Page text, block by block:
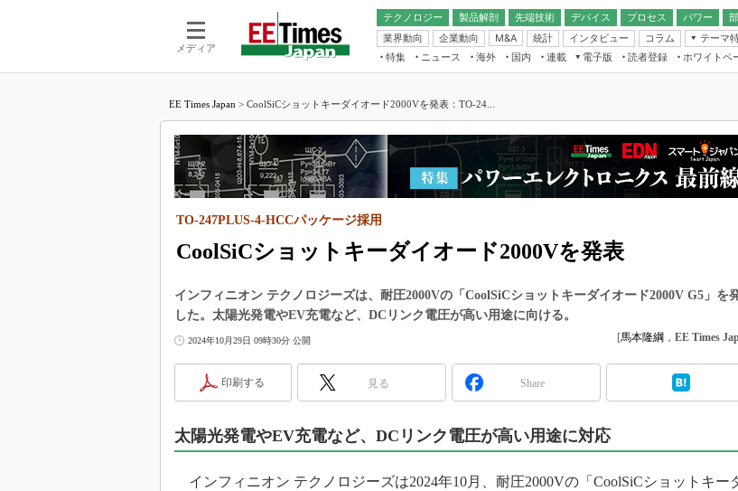
メディア
テクノロジー 製品解剖
先端技術
電池／エネルギー
デバイス
アナログ
マイコン
FPGA
プロセス パワー
無線
業界動向
企業動向 M&A 統計 インタビュー コラム
テーマ
フィジカルAI
半導体後工程
読者調査（EE Times Research）
カーボンニュートラル
電源設計（EDN Japan）
Japan）
特集 ニュース 海外 国内
連載
福田昭のデバイス通信
湯之上隆のナノフォーカス
大山聡の業界スコープ
大原雄介のエレ・組み込みプレイバ
学漂流記
踊るバズワード ～Behind the
Buzzword
製品分解で探るアジアの新トレンド
“異端児エンジニア”が仕掛けた社内
改革、執念の180日
イノベーションは日本を救うのか
電子版
電子ブックレット
読者登録 ホワイトペ
EE Times Japan > CoolSiCショットキーダイオード2000Vを発表：TO-24...
CoolSiCショットキーダイオード2000Vを発表
TO-247PLUS-4-HCCパッケージ採用
インフィニオン テクノロジーズは、耐圧2000Vの「CoolSiCショットキーダイオード2000V G5」を
した。太陽光発電やEV充電など、DCリンク電圧が高い用途に向ける。
2024年10月29日 09時30分 公開 [馬本隆綱 ， EE Times
印刷する 見る Share
太陽光発電やEV充電など、DCリンク電圧が高い用途に対応
インフィニオン テクノロジーズは2024年10月、耐圧2000Vの「CoolSiCショットキー